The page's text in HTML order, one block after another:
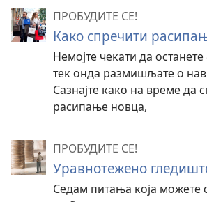
ПРОБУДИТЕ СЕ!
Како спречити
Немојте чекати да
тек онда размишљате о
Сазнајте како на време да
расипање новца,
ПРОБУДИТЕ СЕ!
Уравнотежено
Седам питања која можете